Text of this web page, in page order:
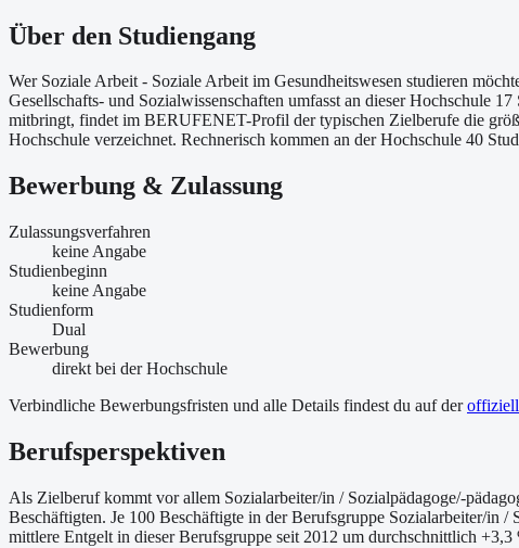
Über den Studiengang
Wer Soziale Arbeit - Soziale Arbeit im Gesundheitswesen studieren
Gesellschafts- und Sozialwissenschaften umfasst an dieser Hochschule
mitbringt, findet im BERUFENET-Profil der typischen Zielberufe die
Hochschule verzeichnet. Rechnerisch kommen an der Hochschule 40
Bewerbung & Zulassung
Zulassungsverfahren
keine Angabe
Studienbeginn
keine Angabe
Studienform
Dual
Bewerbung
direkt bei der Hochschule
Verbindliche Bewerbungsfristen und alle Details findest du auf der
Berufsperspektiven
Als Zielberuf kommt vor allem Sozialarbeiter/in / Sozialpädagoge/-
Beschäftigten. Je 100 Beschäftigte in der Berufsgruppe Sozialarbeiter/in
mittlere Entgelt in dieser Berufsgruppe seit 2012 um durchschnittlich